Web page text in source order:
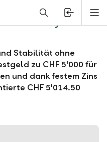
für 1 Jahr
Stabilität ohne
zu CHF 5'000 für
und dank festem Zins
CHF 5'014.50